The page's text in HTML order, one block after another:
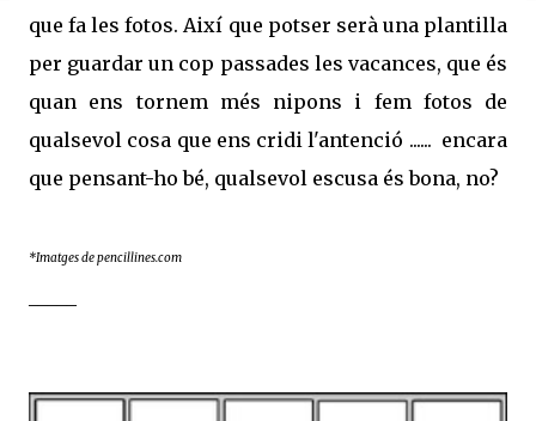
que fa les fotos. Així que potser serà una plantilla
per guardar un cop passades les vacances, que és
quan ens tornem més nipons i fem fotos de
qualsevol cosa que ens cridi l'antenció ...... encara
que pensant-ho bé, qualsevol escusa és bona, no?
*Imatges de pencillines.com